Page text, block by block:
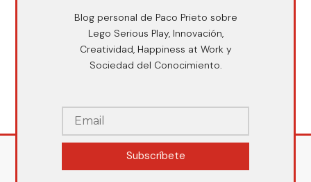
Blog personal de Paco Prieto sobre
Lego Serious Play, Innovación,
Creatividad, Happiness at Work y
Sociedad del Conocimiento.
Subscríbete